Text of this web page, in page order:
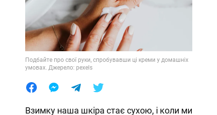
Подбайте про свої руки, спробувавши ці креми у домашніх
умовах. Джерело: pexels
Взимку наша шкіра стає сухою, і коли ми